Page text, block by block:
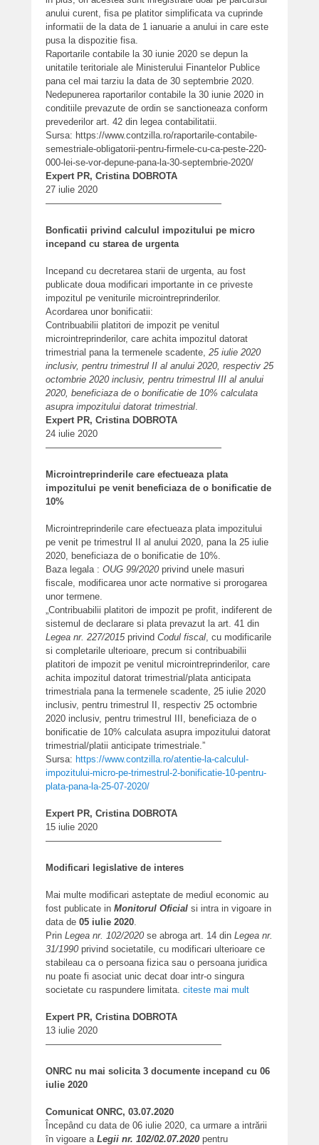
anului curent, fisa pe platitor simplificata va cuprinde
informatii de la data de 1 ianuarie a anului in care este
pusa la dispozitie fisa.
Raportarile contabile la 30 iunie 2020 se depun la
unitatile teritoriale ale Ministerului Finantelor Publice
pana cel mai tarziu la data de 30 septembrie 2020.
Nedepunerea raportarilor contabile la 30 iunie 2020 in
conditiile prevazute de ordin se sanctioneaza conform
prevederilor art. 42 din legea contabilitatii.
Sursa: https://www.contzilla.ro/raportarile-contabile-
semestriale-obligatorii-pentru-firmele-cu-ca-peste-220-
000-lei-se-vor-depune-pana-la-30-septembrie-2020/
Expert PR, Cristina DOBROTA
27 iulie 2020
———————————————————
Bonficatii privind calculul impozitului pe micro
incepand cu starea de urgenta
Incepand cu decretarea starii de urgenta, au fost
publicate doua modificari importante in ce priveste
impozitul pe veniturile microintreprinderilor.
Acordarea unor bonificatii:
Contribuabilii platitori de impozit pe venitul
microintreprinderilor, care achita impozitul datorat
trimestrial pana la termenele scadente, 25 iulie 2020
inclusiv, pentru trimestrul II al anului 2020, respectiv 25
octombrie 2020 inclusiv, pentru trimestrul III al anului
2020, beneficiaza de o bonificatie de 10% calculata
asupra impozitului datorat trimestrial
Expert PR, Cristina DOBROTA
24 iulie 2020
———————————————————
Microintreprinderile care efectueaza plata
impozitului pe venit beneficiaza de o bonificatie de
10%
Microintreprinderile care efectueaza plata impozitului
pe venit pe trimestrul II al anului 2020, pana la 25 iulie
2020, beneficiaza de o bonificatie de 10%.
Baza legala : OUG 99/2020 privind unele masuri
fiscale, modificarea unor acte normative si prorogarea
unor termene.
„Contribuabilii platitori de impozit pe profit, indiferent de
sistemul de declarare si plata prevazut la art. 41 din
Legea nr. 227/2015privind Codul fiscal , cu modificarile
si completarile ulterioare, precum si contribuabilii
platitori de impozit pe venitul microintreprinderilor, care
achita impozitul datorat trimestrial/plata anticipata
trimestriala pana la termenele scadente, 25 iulie 2020
inclusiv, pentru trimestrul II, respectiv 25 octombrie
2020 inclusiv, pentru trimestrul III, beneficiaza de o
bonificatie de 10% calculata asupra impozitului datorat
trimestrial/platii anticipate trimestriale.”
Sursa: https://www.contzilla.ro/atentie-la-calculul-
impozitului-micro-pe-trimestrul-2-bonificatie-10-pentru-
plata-pana-la-25-07-2020/
Expert PR, Cristina DOBROTA
15 iulie 2020
———————————————————
Modificari legislative de interes
Mai multe modificari asteptate de mediul economic au
fost publicate in Monitorul Oficial si intra in vigoare in
data de 05 iulie 2020
Prin Legea nr. 102/2020 se abroga art. 14 din Legea nr.
31/1990 privind societatile, cu modificari ulterioare ce
stabileau ca o persoana fizica sau o persoana juridica
nu poate fi asociat unic decat doar intr-o singura
societate cu raspundere limitata. citeste mai mult
Expert PR, Cristina DOBROTA
13 iulie 2020
———————————————————
ONRC nu mai solicita 3 documente incepand cu 06
iulie 2020
Comunicat ONRC, 03.07.2020
Începând cu data de 06 iulie 2020, ca urmare a intrării
în vigoare a Legii nr. 102/02.07.2020 pentru